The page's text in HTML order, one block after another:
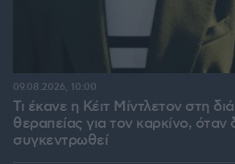
Τι έκανε η Κέιτ Μίντλετον στη
θεραπείας για τον καρκίνο,
συγκεντρωθεί
09.08.2026, 10:00